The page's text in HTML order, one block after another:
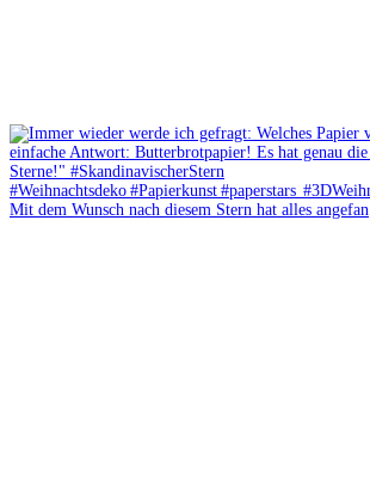
Mit dem Wunsch nach diesem Stern hat alles angefan